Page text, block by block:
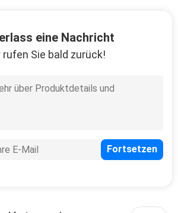
eine Nachricht
rufen Sie bald zurück!